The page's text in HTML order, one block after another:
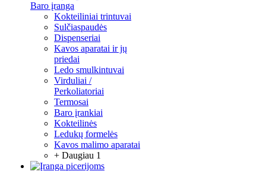
Baro įranga
Kokteiliniai trintuvai
Sulčiaspaudės
Dispenseriai
Kavos aparatai ir jų
priedai
Ledo smulkintuvai
Virduliai /
Perkoliatoriai
Termosai
Baro įrankiai
Kokteilinės
Ledukų formelės
Kavos malimo aparatai
+ Daugiau 1